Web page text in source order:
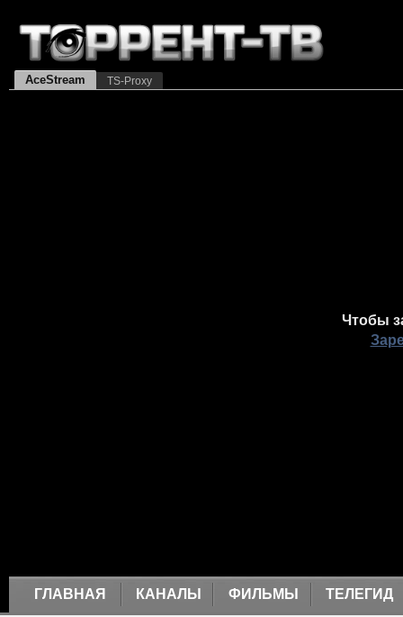
AceStream TS-Proxy
Чтобы
ГЛАВНАЯ КАНАЛЫ ФИЛЬМЫ ТЕЛЕГИД